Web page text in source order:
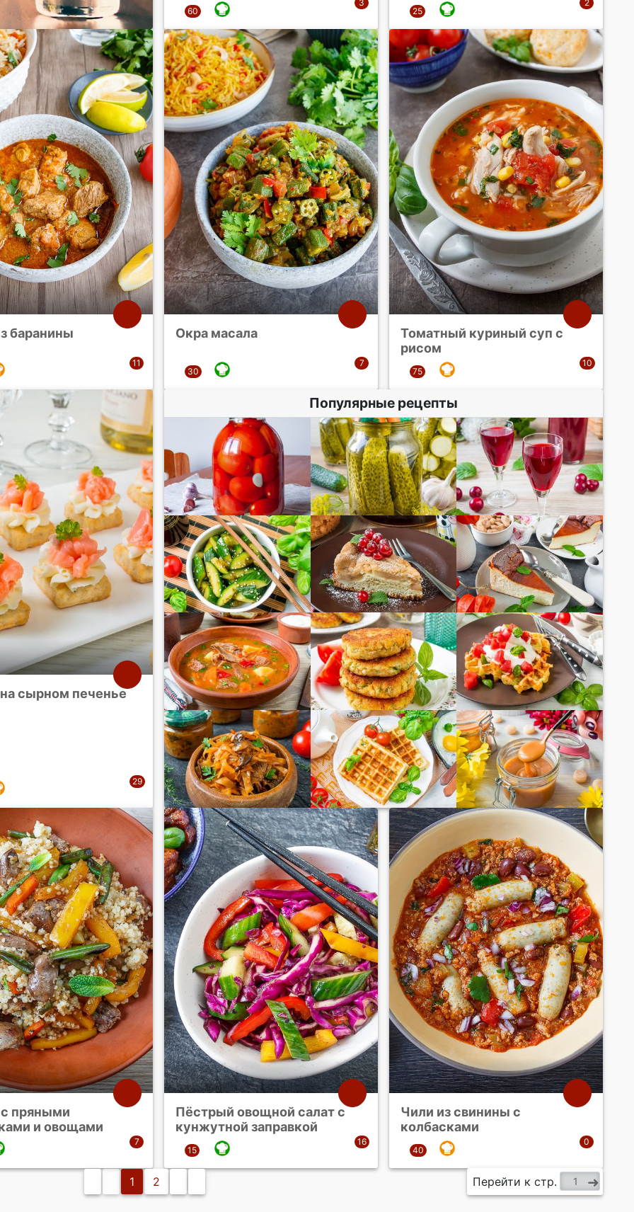
баранины Окра масала
Томатный куриный суп с
рисом
сырном печенье
Популярные рецепты
пряными
и овощами
Пёстрый овощной салат с
кунжутной заправкой
Чили из свинины с
колбасками
1 2 Перейти к стр.